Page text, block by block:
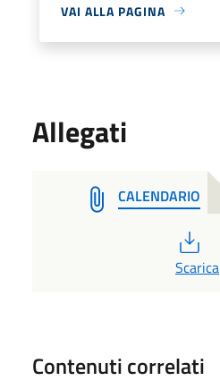
VAI ALLA PAGINA
Allegati
CALENDARIO
PDF
Scarica
Contenuti correlati